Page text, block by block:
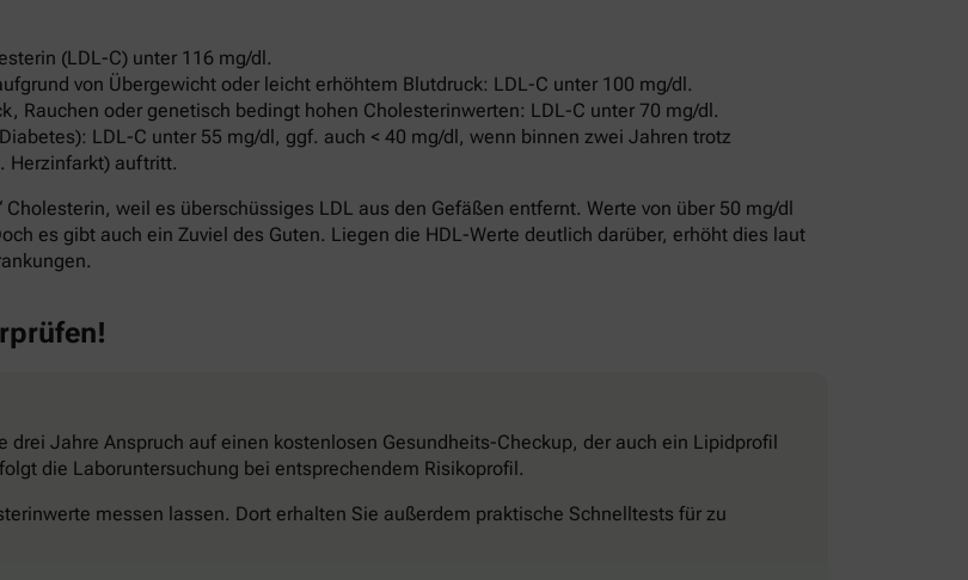
(LDL-C) unter 116 mg/dl.
von Übergewicht oder leicht erhöhtem Blutdruck: LDL-C unter 100 mg/dl.
Rauchen oder genetisch bedingt hohen Cholesterinwerten: LDL-C unter 70 mg/dl.
LDL-C unter 55 mg/dl, ggf. auch < 40 mg/dl, wenn binnen zwei Jahren trotz
Herzinfarkt) auftritt.
weil es überschüssiges LDL aus den Gefäßen entfernt. Werte von über 50 mg/dl
es gibt auch ein Zuviel des Guten. Liegen die HDL-Werte deutlich darüber, erhöht dies laut
Jahre Anspruch auf einen kostenlosen Gesundheits-Checkup, der auch ein Lipidprofil
die Laboruntersuchung bei entsprechendem Risikoprofil.
messen lassen. Dort erhalten Sie außerdem praktische Schnelltests für zu